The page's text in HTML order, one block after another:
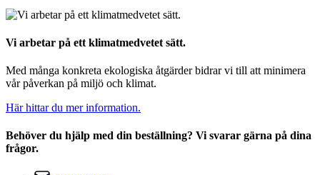
Vi arbetar på ett klimatmedvetet sätt.
Med många konkreta ekologiska åtgärder bidrar vi till att minimera
vår påverkan på miljö och klimat.
Här hittar du mer information.
Behöver du hjälp med din beställning? Vi svarar gärna på dina
frågor.